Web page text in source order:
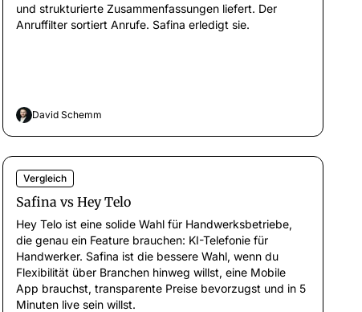
und strukturierte Zusammenfassungen liefert. Der
Anruffilter sortiert Anrufe. Safina erledigt sie.
David Schemm
Vergleich
Safina vs Hey Telo
Hey Telo ist eine solide Wahl für Handwerksbetriebe,
die genau ein Feature brauchen: KI-Telefonie für
Handwerker. Safina ist die bessere Wahl, wenn du
Flexibilität über Branchen hinweg willst, eine Mobile
App brauchst, transparente Preise bevorzugst und in 5
Minuten live sein willst.